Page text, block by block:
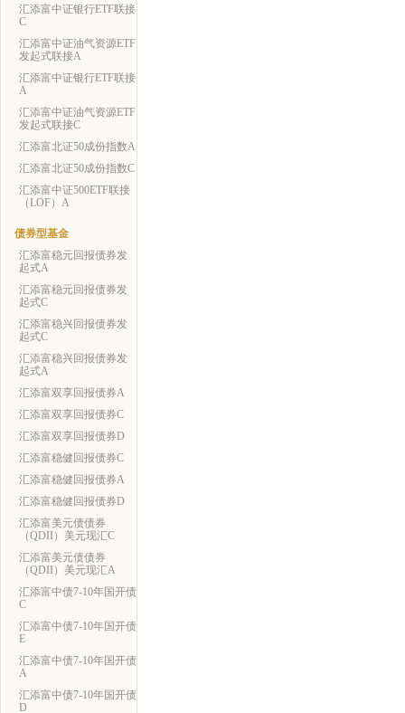
汇添富中证银行ETF联接
C
汇添富中证油气资源ETF
发起式联接A
汇添富中证银行ETF联接
A
汇添富中证油气资源ETF
发起式联接C
汇添富北证50成份指数A
汇添富北证50成份指数C
汇添富中证500ETF联接
（LOF）A
债券型基金
汇添富稳元回报债券发
起式A
汇添富稳元回报债券发
起式C
汇添富稳兴回报债券发
起式C
汇添富稳兴回报债券发
起式A
汇添富双享回报债券A
汇添富双享回报债券C
汇添富双享回报债券D
汇添富稳健回报债券C
汇添富稳健回报债券A
汇添富稳健回报债券D
汇添富美元债债券
（QDII）美元现汇C
汇添富美元债债券
（QDII）美元现汇A
汇添富中债7-10年国开债
C
汇添富中债7-10年国开债
E
汇添富中债7-10年国开债
A
汇添富中债7-10年国开债
D